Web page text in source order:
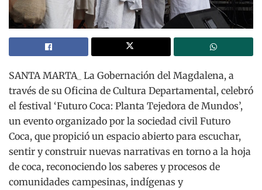
SANTA MARTA_ La Gobernación del Magdalena, a
través de su Oficina de Cultura Departamental, celebró
el festival ‘Futuro Coca: Planta Tejedora de Mundos’,
un evento organizado por la sociedad civil Futuro
Coca, que propició un espacio abierto para escuchar,
sentir y construir nuevas narrativas en torno a la hoja
de coca, reconociendo los saberes y procesos de
comunidades campesinas, indígenas y